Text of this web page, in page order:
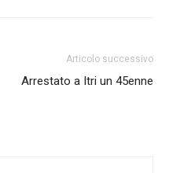
Articolo successivo
Arrestato a Itri un 45enne